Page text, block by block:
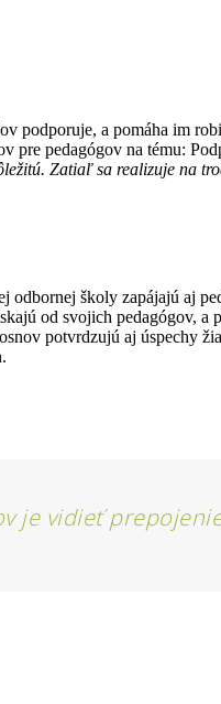
podporuje, a pomáha im
pre pedagógov na tému:
Zatiaľ sa realizuje na
školy zapájajú aj
od svojich pedagógov,
potvrdzujú aj úspechy
je vidieť